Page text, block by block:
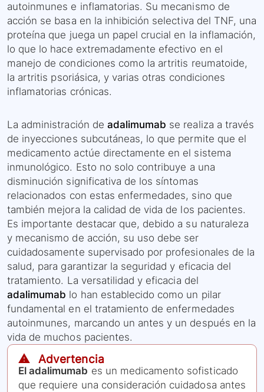
autoinmunes e inflamatorias. Su mecanismo de
acción se basa en la inhibición selectiva del TNF, una
proteína que juega un papel crucial en la inflamación,
lo que lo hace extremadamente efectivo en el
manejo de condiciones como la artritis reumatoide,
la artritis psoriásica, y varias otras condiciones
inflamatorias crónicas.
La administración de adalimumab se realiza a través
de inyecciones subcutáneas, lo que permite que el
medicamento actúe directamente en el sistema
inmunológico. Esto no solo contribuye a una
disminución significativa de los síntomas
relacionados con estas enfermedades, sino que
también mejora la calidad de vida de los pacientes.
Es importante destacar que, debido a su naturaleza
y mecanismo de acción, su uso debe ser
cuidadosamente supervisado por profesionales de la
salud, para garantizar la seguridad y eficacia del
tratamiento. La versatilidad y eficacia del
adalimumab lo han establecido como un pilar
fundamental en el tratamiento de enfermedades
autoinmunes, marcando un antes y un después en la
vida de muchos pacientes.
⚠️ Advertencia
El adalimumab es un medicamento sofisticado
que requiere una consideración cuidadosa antes